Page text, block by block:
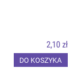
2,10 zł
DO KOSZYKA